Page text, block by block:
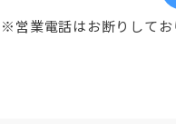
※営業電話はお断りしてお